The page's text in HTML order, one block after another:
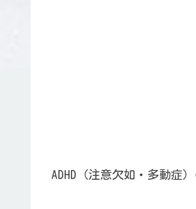
ADHD（注意欠如・多動症